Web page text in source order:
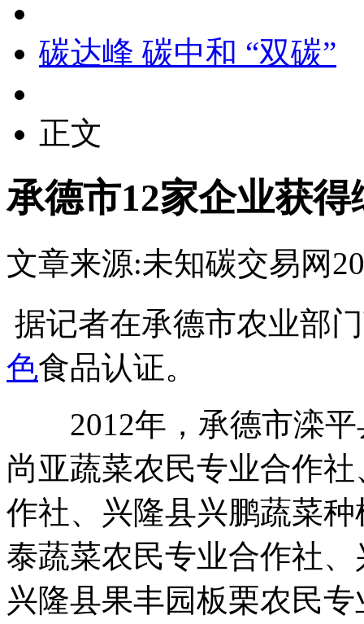
碳达峰 碳中和 “双碳”
正文
承德市12家企业获
文章来源:未知碳交易网
据记者在承德市农业部
色食品认证。
2012年，承德市滦平
尚亚蔬菜农民专业合作
作社、兴隆县兴鹏蔬菜
泰蔬菜农民专业合作社
兴隆县果丰园板栗农民